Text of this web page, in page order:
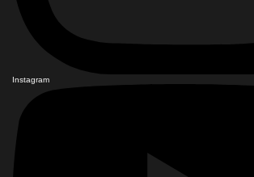
Instagram